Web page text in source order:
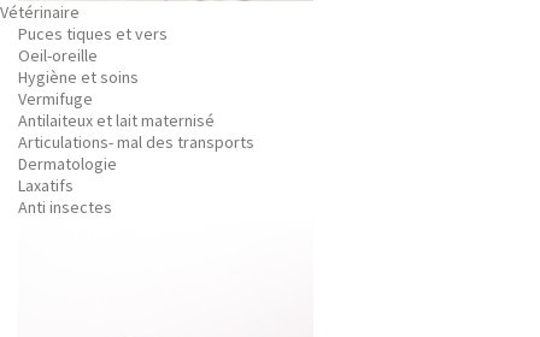
Vétérinaire
Puces tiques et vers
Oeil-oreille
Hygiène et soins
Vermifuge
Antilaiteux et lait maternisé
Articulations- mal des transports
Dermatologie
Laxatifs
Anti insectes